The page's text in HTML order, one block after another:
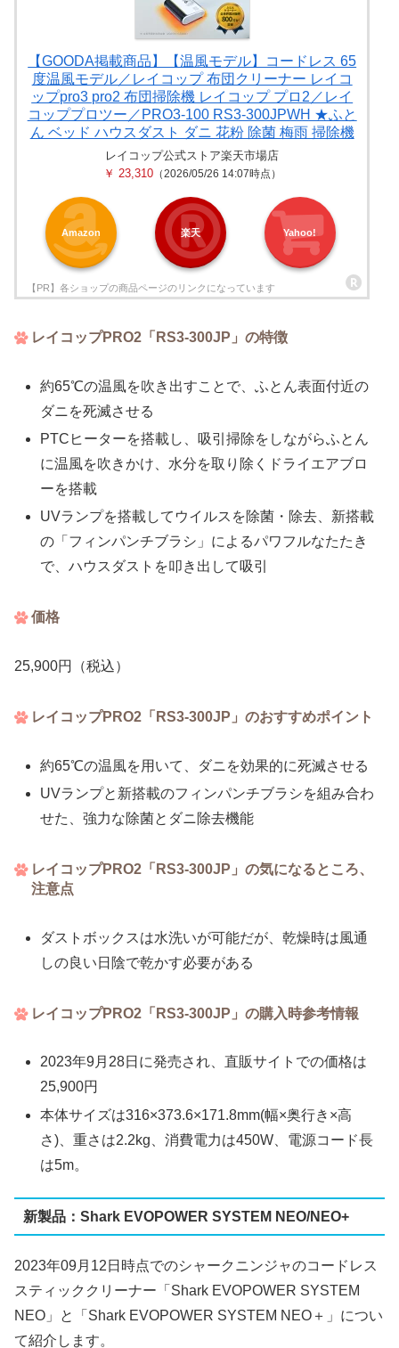
【GOODA掲載商品】【温風モデル】コードレス 65
度温風モデル／レイコップ 布団クリーナー レイコ
ップpro3 pro2 布団掃除機 レイコップ プロ2／レイ
コッププロツー／PRO3-100 RS3-300JPWH ★ふと
ん ベッド ハウスダスト ダニ 花粉 除菌 梅雨 掃除機
レイコップ公式ストア楽天市場店
￥ 23,310（2026/05/26 14:07時点）
Amazon 楽天 Yahoo!
レイコップPRO2「RS3-300JP」の特徴
約65℃の温風を吹き出すことで、ふとん表面付近の
ダニを死滅させる
PTCヒーターを搭載し、吸引掃除をしながらふとん
に温風を吹きかけ、水分を取り除くドライエアブロ
ーを搭載
UVランプを搭載してウイルスを除菌・除去、新搭載
の「フィンパンチブラシ」によるパワフルなたたき
で、ハウスダストを叩き出して吸引
価格
25,900円（税込）
レイコップPRO2「RS3-300JP」のおすすめポイント
約65℃の温風を用いて、ダニを効果的に死滅させる
UVランプと新搭載のフィンパンチブラシを組み合わ
せた、強力な除菌とダニ除去機能
レイコップPRO2「RS3-300JP」の気になるところ、
注意点
ダストボックスは水洗いが可能だが、乾燥時は風通
しの良い日陰で乾かす必要がある
レイコップPRO2「RS3-300JP」の購入時参考情報
2023年9月28日に発売され、直販サイトでの価格は
25,900円
本体サイズは316×373.6×171.8mm(幅×奥行き×高
さ)、重さは2.2kg、消費電力は450W、電源コード長
は5m。
新製品：Shark EVOPOWER SYSTEM NEO/NEO+
2023年09月12日時点でのシャークニンジャのコードレス
スティッククリーナー「Shark EVOPOWER SYSTEM
NEO」と「Shark EVOPOWER SYSTEM NEO＋」につい
て紹介します。